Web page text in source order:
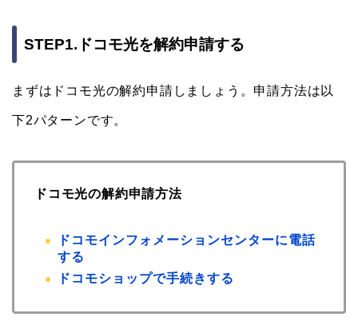
STEP1.ドコモ光を解約申請する
まずはドコモ光の解約申請しましょう。申請方法は以
下2パターンです。
ドコモ光の解約申請方法
ドコモインフォメーションセンターに電話
する
ドコモショップで手続きする